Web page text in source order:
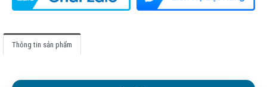
Thông tin sản phẩm